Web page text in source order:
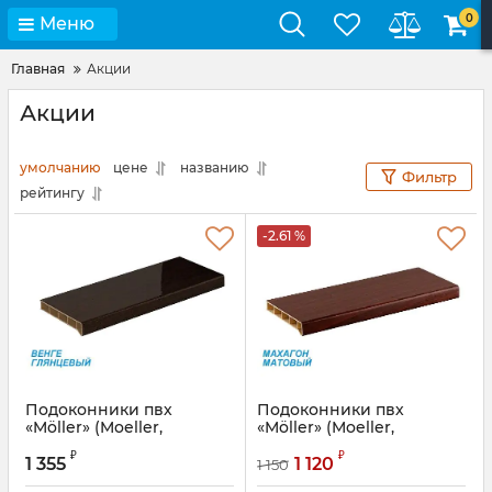
Меню 0
Главная Акции
Акции
умолчанию цене
названию
рейтингу
Фильтр
Подоконники пвх
«Möller» (Moeller,
глянцевый венге
Артикул: MOL0230.83S
1 355 ₽
-2.61 %
Подоконники пвх
«Möller» (Moeller,
матовый махагон
Артикул: MOL0230.51/6S
1 150 1 120 ₽